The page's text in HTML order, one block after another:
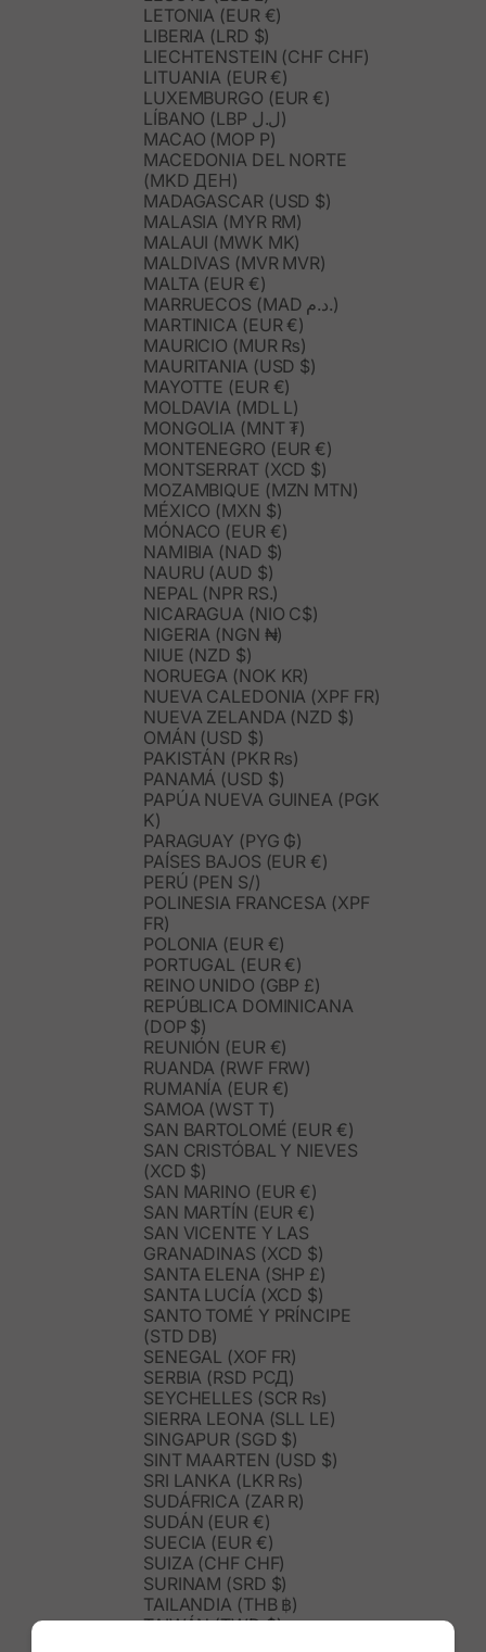
LETONIA (EUR €)
LIBERIA (LRD $)
LIECHTENSTEIN (CHF CHF)
LITUANIA (EUR €)
LUXEMBURGO (EUR €)
LÍBANO (LBP ل.ل)
MACAO (MOP P)
MACEDONIA DEL NORTE
(MKD ДЕН)
MADAGASCAR (USD $)
MALASIA (MYR RM)
MALAUI (MWK MK)
MALDIVAS (MVR MVR)
MALTA (EUR €)
MARRUECOS (MAD د.م.)
MARTINICA (EUR €)
MAURICIO (MUR ₨)
MAURITANIA (USD $)
MAYOTTE (EUR €)
MOLDAVIA (MDL L)
MONGOLIA (MNT ₮)
MONTENEGRO (EUR €)
MONTSERRAT (XCD $)
MOZAMBIQUE (MZN MTN)
MÉXICO (MXN $)
MÓNACO (EUR €)
NAMIBIA (NAD $)
NAURU (AUD $)
NEPAL (NPR RS.)
NICARAGUA (NIO C$)
NIGERIA (NGN ₦)
NIUE (NZD $)
NORUEGA (NOK KR)
NUEVA CALEDONIA (XPF FR)
NUEVA ZELANDA (NZD $)
OMÁN (USD $)
PAKISTÁN (PKR ₨)
PANAMÁ (USD $)
PAPÚA NUEVA GUINEA (PGK
K)
PARAGUAY (PYG ₲)
PAÍSES BAJOS (EUR €)
PERÚ (PEN S/)
POLINESIA FRANCESA (XPF
FR)
POLONIA (EUR €)
PORTUGAL (EUR €)
REINO UNIDO (GBP £)
REPÚBLICA DOMINICANA
(DOP $)
REUNIÓN (EUR €)
RUANDA (RWF FRW)
RUMANÍA (EUR €)
SAMOA (WST T)
SAN BARTOLOMÉ (EUR €)
SAN CRISTÓBAL Y NIEVES
(XCD $)
SAN MARINO (EUR €)
SAN MARTÍN (EUR €)
SAN VICENTE Y LAS
GRANADINAS (XCD $)
SANTA ELENA (SHP £)
SANTA LUCÍA (XCD $)
SANTO TOMÉ Y PRÍNCIPE
(STD DB)
SENEGAL (XOF FR)
SERBIA (RSD РСД)
SEYCHELLES (SCR ₨)
SIERRA LEONA (SLL LE)
SINGAPUR (SGD $)
SINT MAARTEN (USD $)
SRI LANKA (LKR ₨)
SUDÁFRICA (ZAR R)
SUDÁN (EUR €)
SUECIA (EUR €)
SUIZA (CHF CHF)
SURINAM (SRD $)
TAILANDIA (THB ฿)
TAIWÁN (TWD $)